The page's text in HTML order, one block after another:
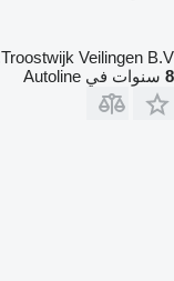
Troostwijk Veilingen B.V.
8 سنوات في Autoline